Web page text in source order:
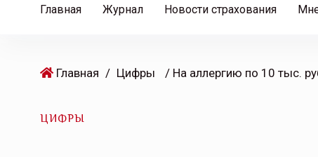
Главная Журнал Новости страхования
Главная / Цифры
ЦИФРЫ